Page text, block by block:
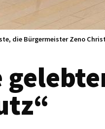
die Bürgermeister Zeno